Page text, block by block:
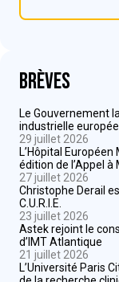
Brèves
Le Gouvernement
industrielle
29 juillet 2026
L’Hôpital
édition de l’Appel
27 juillet 2026
Christophe Derail
C.U.R.I.E.
23 juillet 2026
Astek rejoint le
d’IMT Atlantique
21 juillet 2026
L’Université Paris